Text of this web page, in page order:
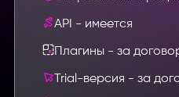
API - имеется
Плагины - за
Trial-версия - за